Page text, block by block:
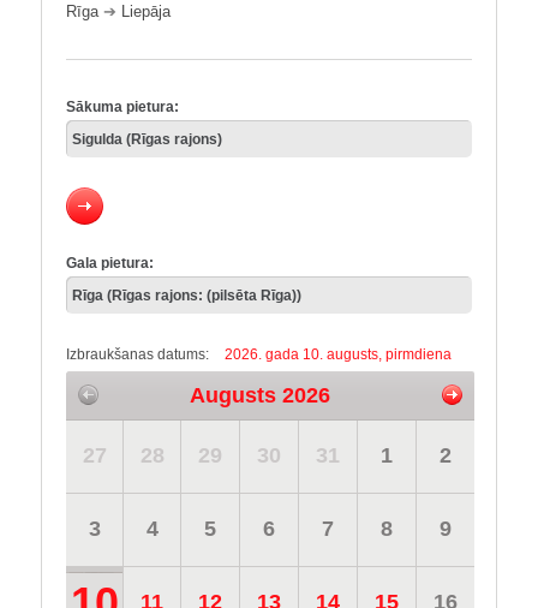
Rīga➔ Liepāja
Sākuma pietura:
Gala pietura:
Izbraukšanas datums: 2026. gada 10. augusts, pirmdiena
Augusts 2026
27 28 29 30 31 1 2
3 4 5 6 7 8 9
11 12 13 14 15 16